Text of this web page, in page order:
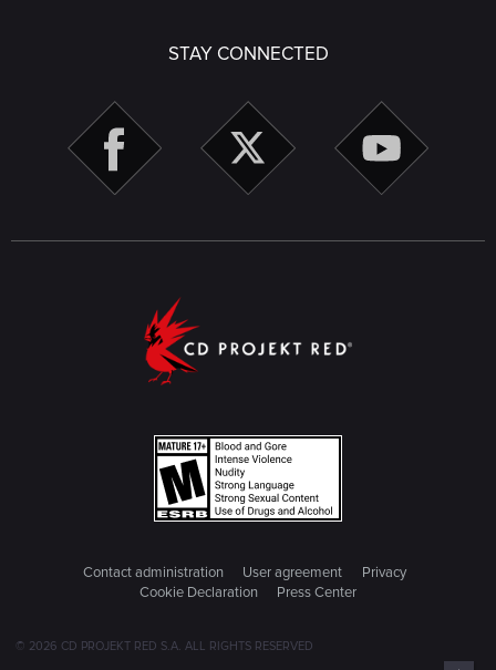
STAY CONNECTED
Contact administration User agreement
Privacy
Cookie Declaration
Press Center
© 2026 CD PROJEKT RED S.A. ALL RIGHTS RESERVED